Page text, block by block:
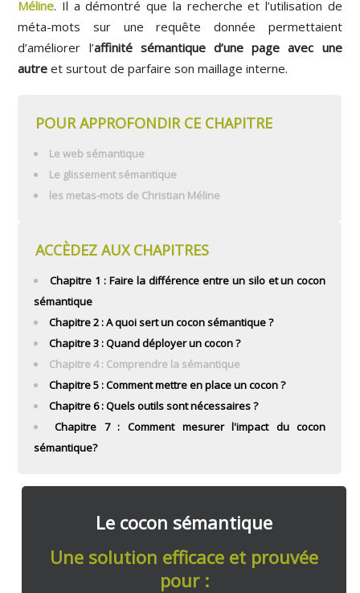
Méline. Il a démontré que la recherche et l’utilisation de
méta-mots sur une requête donnée permettaient
d’améliorer l’affinité sémantique d’une page avec une
autre et surtout de parfaire son maillage interne.
POUR APPROFONDIR CE CHAPITRE
Le web sémantique
Le glissement sémantique
les metas-mots de Christian Méline
ACCÈDEZ AUX CHAPITRES
Chapitre 1 : Faire la différence entre un silo et un cocon
sémantique
Chapitre 2 : A quoi sert un cocon sémantique ?
Chapitre 3 : Quand déployer un cocon ?
Chapitre 4 : Comprendre la sémantique
Chapitre 5 : Comment mettre en place un cocon ?
Chapitre 6 : Quels outils sont nécessaires ?
Chapitre 7 : Comment mesurer l'impact du cocon
sémantique?
Le cocon sémantique
Une solution efficace et prouvée
pour :